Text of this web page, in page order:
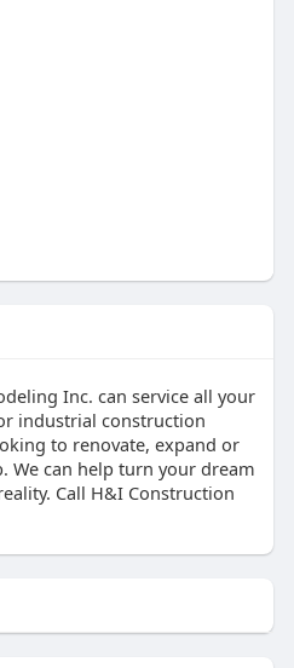
Inc. can service all your
industrial construction
to renovate, expand or
can help turn your dream
Call H&I Construction